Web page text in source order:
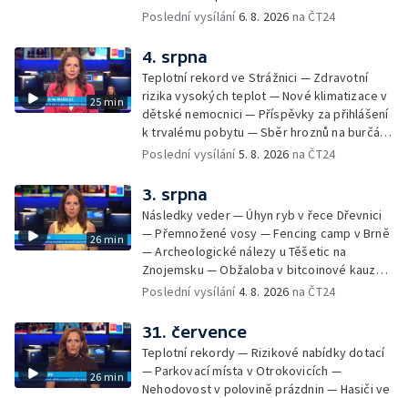
Demolice vyhořelé budovy ve Zlíně — Případ
stadionu na Vyškovsku — Výstraha před
bouřkami — Brno hostí Mezinárodní kytarový
festival — Očkování po kousnutí netopýrem
Poslední vysílání6. 8. 2026 na ČT24
25 min
4. srpna
Teplotní rekord ve Strážnici — Zdravotní
rizika vysokých teplot — Nové klimatizace v
dětské nemocnici — Příspěvky za přihlášení
k trvalému pobytu — Sběr hroznů na burčák
— Dokončení oprav vedení — Skončil termín
vody v obcích — Vyschlá koryta potoků —
Sdílení strážníků na Brněnsku
Poslední vysílání5. 8. 2026 na ČT24
26 min
3. srpna
Následky veder — Úhyn ryb v řece Dřevnici
— Přemnožené vosy — Fencing camp v Brně
— Archeologické nálezy u Těšetic na
Znojemsku — Obžaloba v bitcoinové kauze
— Přestavba silnice přes Bzenec na
Zašové — Letní opravy divadel — Český hlas
ve vesmíru
Poslední vysílání4. 8. 2026 na ČT24
26 min
31. července
Teplotní rekordy — Rizikové nabídky dotací
— Parkovací místa v Otrokovicích —
Nehodovost v polovině prázdnin — Hasiči ve